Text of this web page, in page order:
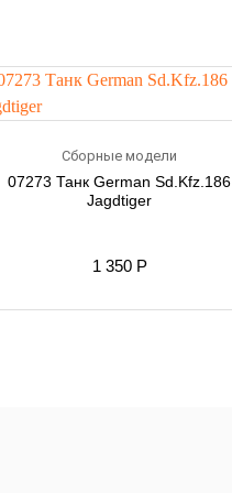
Сборные модели
07273 Танк German Sd.Kfz.186
Jagdtiger
1 350 Р